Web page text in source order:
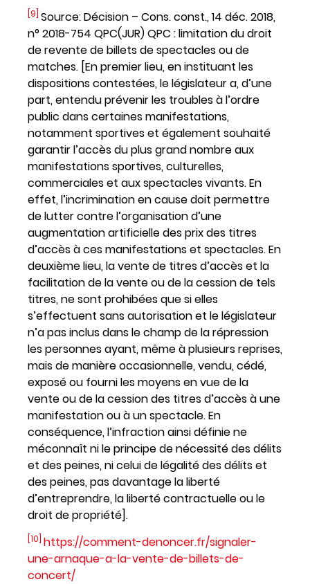
[9] Source: Décision – Cons. const., 14 déc. 2018,
n° 2018-754 QPC(JUR) QPC : limitation du droit
de revente de billets de spectacles ou de
matches. [En premier lieu, en instituant les
dispositions contestées, le législateur a, d’une
part, entendu prévenir les troubles à l’ordre
public dans certaines manifestations,
notamment sportives et également souhaité
garantir l’accès du plus grand nombre aux
manifestations sportives, culturelles,
commerciales et aux spectacles vivants. En
effet, l’incrimination en cause doit permettre
de lutter contre l’organisation d’une
augmentation artificielle des prix des titres
d’accès à ces manifestations et spectacles. En
deuxième lieu, la vente de titres d’accès et la
facilitation de la vente ou de la cession de tels
titres, ne sont prohibées que si elles
s’effectuent sans autorisation et le législateur
n’a pas inclus dans le champ de la répression
les personnes ayant, même à plusieurs reprises,
mais de manière occasionnelle, vendu, cédé,
exposé ou fourni les moyens en vue de la
vente ou de la cession des titres d’accès à une
manifestation ou à un spectacle. En
conséquence, l’infraction ainsi définie ne
méconnaît ni le principe de nécessité des délits
et des peines, ni celui de légalité des délits et
des peines, pas davantage la liberté
d’entreprendre, la liberté contractuelle ou le
droit de propriété].
[10] https://comment-denoncer.fr/signaler-
une-arnaque-a-la-vente-de-billets-de-
concert/